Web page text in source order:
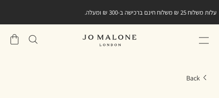
עלות משלוח 25 ₪ משלוח חינם ברכישה ב-300 ₪ ומעלה.
שֶׁלִי
Back